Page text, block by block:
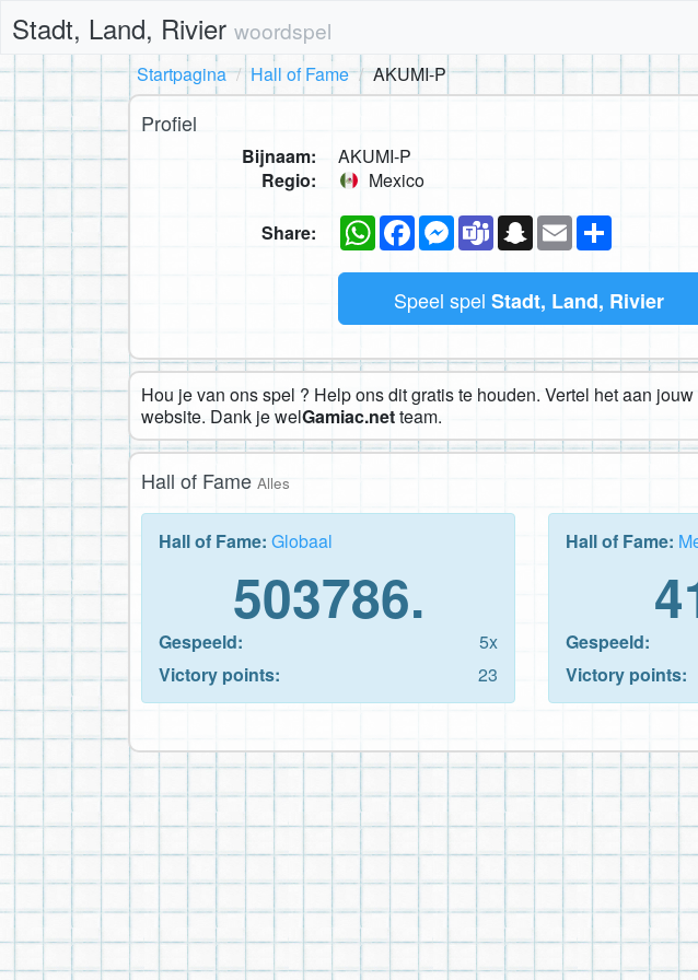
Stadt, Land, Rivier woordspel
Startpagina
Hall of Fame AKUMI-P
Profiel
Bijnaam:
AKUMI-P
Regio:
Mexico
Share: WhatsAppFacebookMessenger
TeamsSnapchat
Email
Speel spel Stadt, Land, Rivier
Hou je van ons spel ? Help ons dit gratis te houden. Vertel het aan
website. Dank je welGamiac.netteam.
Hall of Fame Alles
Hall of Fame: Globaal
503786.
Gespeeld:
5x
Victory points:
23
Hall of Fame:
Gespeeld:
Victory points: